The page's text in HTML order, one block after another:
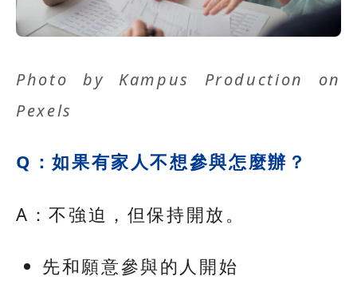
Photo by Kampus Production
on
Pexels
Q：如果有家人不想參與怎麼辦？
A：不強迫，但保持開放。
先和願意參與的人開始